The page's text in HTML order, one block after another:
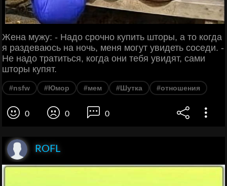
Жена мужу: - Надо срочно купить шторы, а то когда
я раздеваюсь на ночь, меня могут увидеть соседи. -
Не надо тратиться, когда они тебя увидят, сами
шторы купят.
#nsfw #Юмор #мем #Шутка #отношения
0 0 0
ROFL